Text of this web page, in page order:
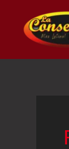
contenido